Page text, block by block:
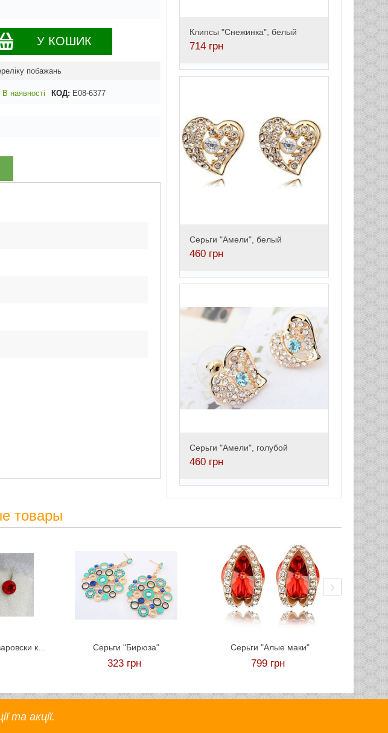
У КОШИК
побажань
В наявності КОД: E08-6377
Клипсы "Снежинка", белый
714 грн
Серьги "Амели", белый
460 грн
Серьги "Амели", голубой
460 грн
товары
Серьги "Бирюза"
323 грн
Серьги "Алые маки"
799 грн
та акції.